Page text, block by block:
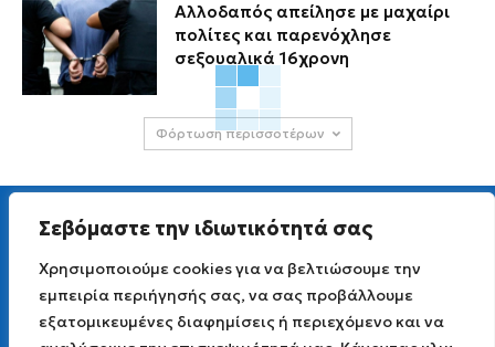
Σεβόμαστε την ιδιωτικότητά σας
Χρησιμοποιούμε cookies για να βελτιώσουμε την
εμπειρία περιήγησής σας, να σας προβάλλουμε
εξατομικευμένες διαφημίσεις ή περιεχόμενο και να
Αλλοδαπός απείλησε με μαχαίρι
πολίτες και παρενόχλησε
σεξουαλικά 16χρονη
Φόρτωση περισσοτέρων
Για άμεση επικοινωνία στείλτε μας Viber μήνυμα
στο6977 691 251